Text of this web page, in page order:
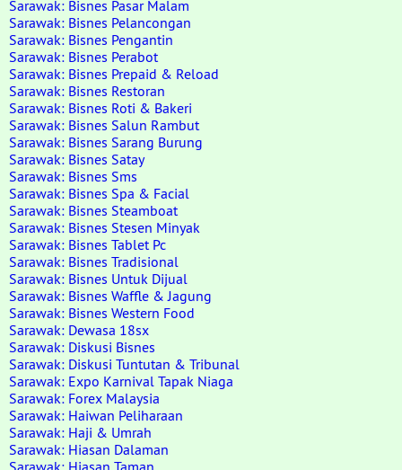
Sarawak: Bisnes Pasar Malam
Sarawak: Bisnes Pelancongan
Sarawak: Bisnes Pengantin
Sarawak: Bisnes Perabot
Sarawak: Bisnes Prepaid & Reload
Sarawak: Bisnes Restoran
Sarawak: Bisnes Roti & Bakeri
Sarawak: Bisnes Salun Rambut
Sarawak: Bisnes Sarang Burung
Sarawak: Bisnes Satay
Sarawak: Bisnes Sms
Sarawak: Bisnes Spa & Facial
Sarawak: Bisnes Steamboat
Sarawak: Bisnes Stesen Minyak
Sarawak: Bisnes Tablet Pc
Sarawak: Bisnes Tradisional
Sarawak: Bisnes Untuk Dijual
Sarawak: Bisnes Waffle & Jagung
Sarawak: Bisnes Western Food
Sarawak: Dewasa 18sx
Sarawak: Diskusi Bisnes
Sarawak: Diskusi Tuntutan & Tribunal
Sarawak: Expo Karnival Tapak Niaga
Sarawak: Forex Malaysia
Sarawak: Haiwan Peliharaan
Sarawak: Haji & Umrah
Sarawak: Hiasan Dalaman
Sarawak: Hiasan Taman